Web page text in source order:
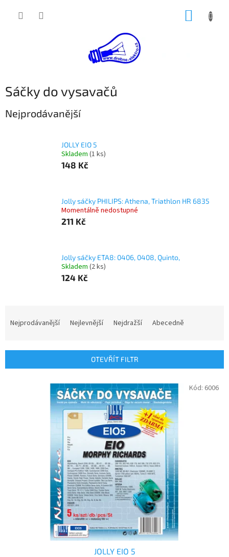
Sáčky do vysavačů
Nejprodávanější
JOLLY EIO 5
Skladem (1 ks)
148 Kč
Jolly sáčky PHILIPS: Athena, Triathlon HR 6835
Momentálně nedostupné
211 Kč
Jolly sáčky ETA8: 0406, 0408, Quinto,
Skladem (2 ks)
124 Kč
í
Nejprodávanější Nejlevnější Nejdražší Abecedně
OTEVŘÍT FILTR
JOLLY EIO 5
Kód: 6006